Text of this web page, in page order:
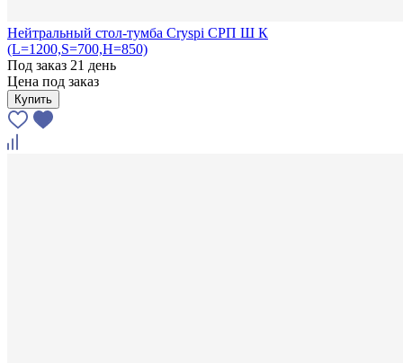
Нейтральный стол-тумба Cryspi СРП Ш К
(L=1200,S=700,H=850)
Под заказ 21 день
Цена под заказ
Купить